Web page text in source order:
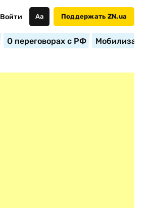
Войти Аа Поддержать ZN.ua
О переговорах с РФ